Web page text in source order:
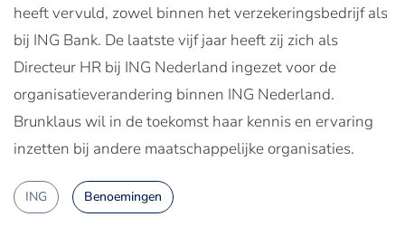
heeft vervuld, zowel binnen het verzekeringsbedrijf als
bij ING Bank. De laatste vijf jaar heeft zij zich als
Directeur HR bij ING Nederland ingezet voor de
organisatieverandering binnen ING Nederland.
Brunklaus wil in de toekomst haar kennis en ervaring
inzetten bij andere maatschappelijke organisaties.
ING Benoemingen